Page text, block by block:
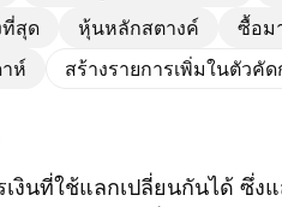
สุด หุ้นหลักสตางค์ ซื้อม
ห์
สร้างรายการเพิ่มในตัวคัด
เงินที่ใช้แลกเปลี่ยนกันได้ ซึ่ง